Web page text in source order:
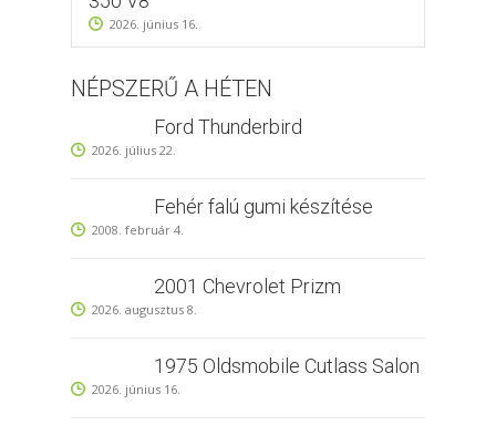
2026. június 16.
NÉPSZERŰ A HÉTEN
Ford Thunderbird
2026. július 22.
Fehér falú gumi készítése
2008. február 4.
2001 Chevrolet Prizm
2026. augusztus 8.
1975 Oldsmobile Cutlass Salon
2026. június 16.